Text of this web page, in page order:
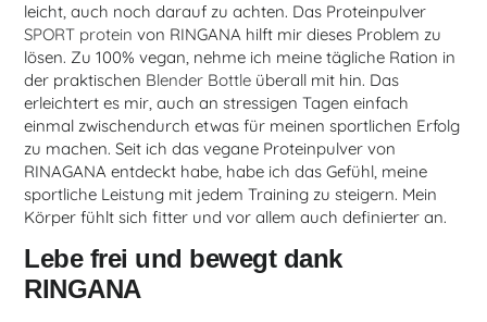
leicht, auch noch darauf zu achten. Das Proteinpulver
SPORT protein von RINGANA hilft mir dieses Problem zu
lösen. Zu 100% vegan, nehme ich meine tägliche Ration in
der praktischen Blender Bottle überall mit hin. Das
erleichtert es mir, auch an stressigen Tagen einfach
einmal zwischendurch etwas für meinen sportlichen Erfolg
zu machen. Seit ich das vegane Proteinpulver von
RINAGANA entdeckt habe, habe ich das Gefühl, meine
sportliche Leistung mit jedem Training zu steigern. Mein
Körper fühlt sich fitter und vor allem auch definierter an.
Lebe frei und bewegt dank
RINGANA